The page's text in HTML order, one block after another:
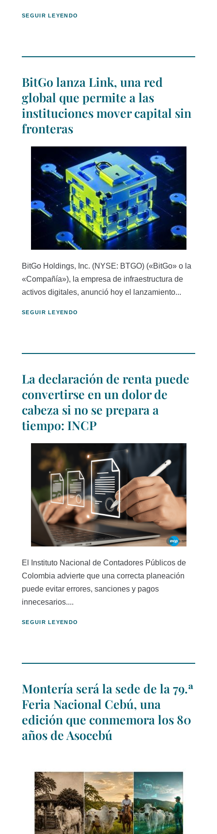
SEGUIR LEYENDO
BitGo lanza Link, una red
global que permite a las
instituciones mover capital sin
fronteras
BitGo Holdings, Inc. (NYSE: BTGO) («BitGo» o la
«Compañía»), la empresa de infraestructura de
activos digitales, anunció hoy el lanzamiento...
SEGUIR LEYENDO
La declaración de renta puede
convertirse en un dolor de
cabeza si no se prepara a
tiempo: INCP
El Instituto Nacional de Contadores Públicos de
Colombia advierte que una correcta planeación
puede evitar errores, sanciones y pagos
innecesarios....
SEGUIR LEYENDO
Montería será la sede de la 79.ª
Feria Nacional Cebú, una
edición que conmemora los 80
años de Asocebú